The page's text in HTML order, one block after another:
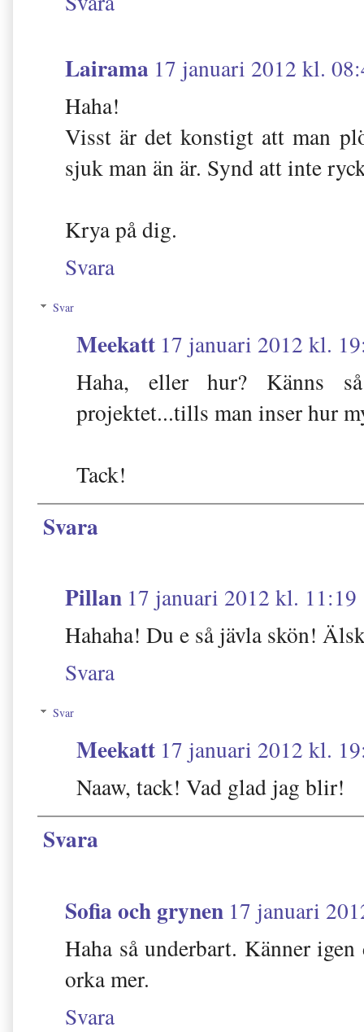
Lairama 17 januari 2012 kl.
Haha!
Visst är det konstigt att man
sjuk man än är. Synd att inte
Krya på dig.
Svara
Svar
Meekatt 17 januari 2012 kl.
Haha, eller hur? Känns
projektet...tills man inser hur
Tack!
Svara
Pillan 17 januari 2012 kl. 11:19
Hahaha! Du e så jävla skön!
Svara
Svar
Meekatt 17 januari 2012 kl.
Naaw, tack! Vad glad jag blir!
Svara
Sofia och grynen 17 januari
Haha så underbart. Känner
orka mer.
Svara